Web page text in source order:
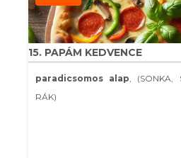
15. PAPÁM KEDVENCE
paradicsomos alap, (SONKA,
RÁK)